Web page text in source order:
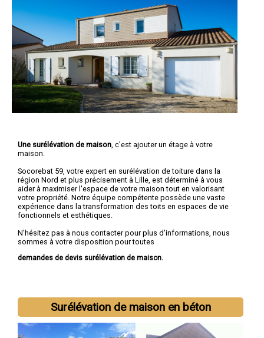
Une surélévation de maison , c'est ajouter un étage à votre
maison.
Socorebat 59, votre expert en surélévation de toiture dans la
région Nord et plus précisement à Lille, est déterminé à vous
aider à maximiser l'espace de votre maison tout en valorisant
votre propriété. Notre équipe compétente possède une vaste
expérience dans la transformation des toits en espaces de vie
fonctionnels et esthétiques.
N'hésitez pas à nous contacter pour plus d'informations, nous
sommes à votre disposition pour toutes
demandes de devis surélévation de maison.
Roubaix,Tourcoing,Dunkerque,Villeneuve-d'Ascq,
Valenciennes ,Douai,Wattrelos,Marcq-en-Barœul ,Maubeuge
Surélévation de maison en béton